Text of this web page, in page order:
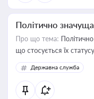
Політично
Про що тема:
що стосується їх статусу
Державна служба